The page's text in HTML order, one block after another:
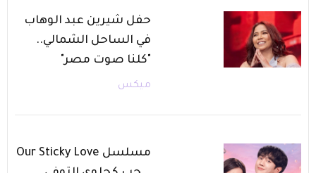
حفل شيرين عبد الوهاب
في الساحل الشمالي..
"كلنا صوت مصر"
ميكس
مسلسل Our Sticky Love